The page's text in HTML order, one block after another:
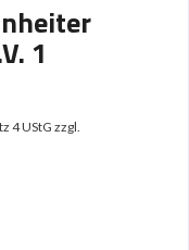
1
4 UStG zzgl.